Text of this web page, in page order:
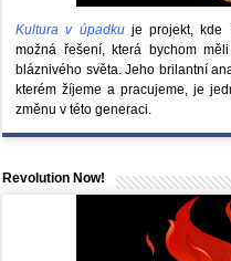
Kultura v úpadkuje projekt, kde
možná řešení, která bychom
bláznivého světa. Jeho brilantní
kterém žíjeme a pracujeme, je
změnu v této generaci.
Revolution Now!